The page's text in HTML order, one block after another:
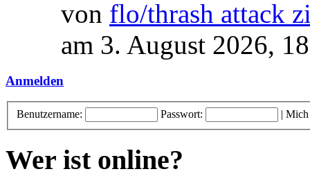
von flo/thrash attack
am 3. August 2026,
Anmelden
Benutzername: Passwort: | Mich
Wer ist online?